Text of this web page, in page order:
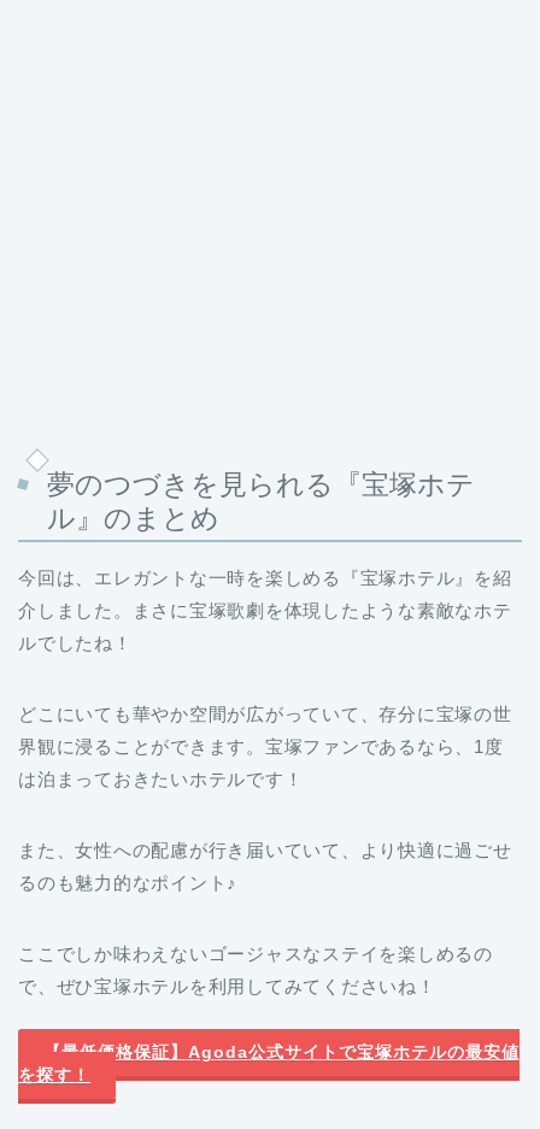
夢のつづきを見られる『宝塚ホテ
ル』のまとめ
今回は、エレガントな一時を楽しめる『宝塚ホテル』を紹
介しました。まさに宝塚歌劇を体現したような素敵なホテ
ルでしたね！
どこにいても華やか空間が広がっていて、存分に宝塚の世
界観に浸ることができます。宝塚ファンであるなら、1度
は泊まっておきたいホテルです！
また、女性への配慮が行き届いていて、より快適に過ごせ
るのも魅力的なポイント♪
ここでしか味わえないゴージャスなステイを楽しめるの
で、ぜひ宝塚ホテルを利用してみてくださいね！
【最低価格保証】Agoda公式サイトで宝塚ホテルの最安値
を探す！